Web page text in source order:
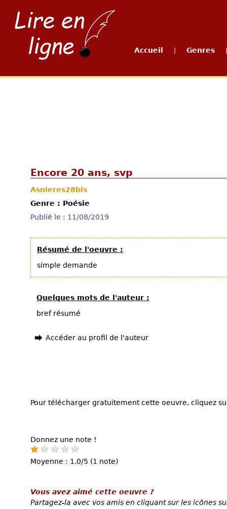
Accueil Genres
Encore 20 ans, svp
Asnieres28bis
Genre : Poésie
Publié le : 11/08/2019
Résumé de l'oeuvre :
simple demande
Quelques mots de l'auteur :
bref résumé
Accéder au profil de l'auteur
Pour télécharger gratuitement cette oeuvre, cliquez
Donnez une note !
Moyenne : 1.0/5 (1 note)
Vous avez aimé cette oeuvre ?
Partagez-la avec vos amis en cliquant sur les icônes